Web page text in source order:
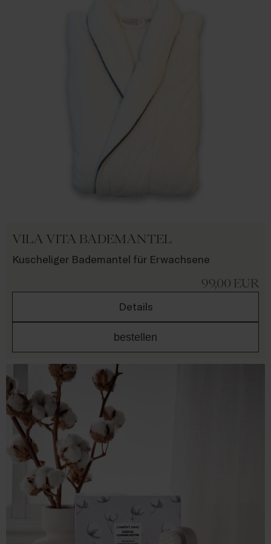
VILA VITA BADEMANTEL
Kuscheliger Bademantel für Erwachsene
99,00 EUR
Details
bestellen